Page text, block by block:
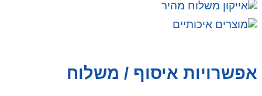
אפשרויות איסוף / משלוח